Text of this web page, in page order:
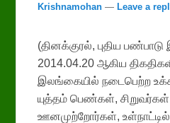
Krishnamohan —Leave a
(தினக்குரல், புதிய
2014.04.20 ஆகிய
இலங்கையில் நடைபெற்ற
யுத்தம் பெண்கள்,
ஊனமுற்றோர்கள்,